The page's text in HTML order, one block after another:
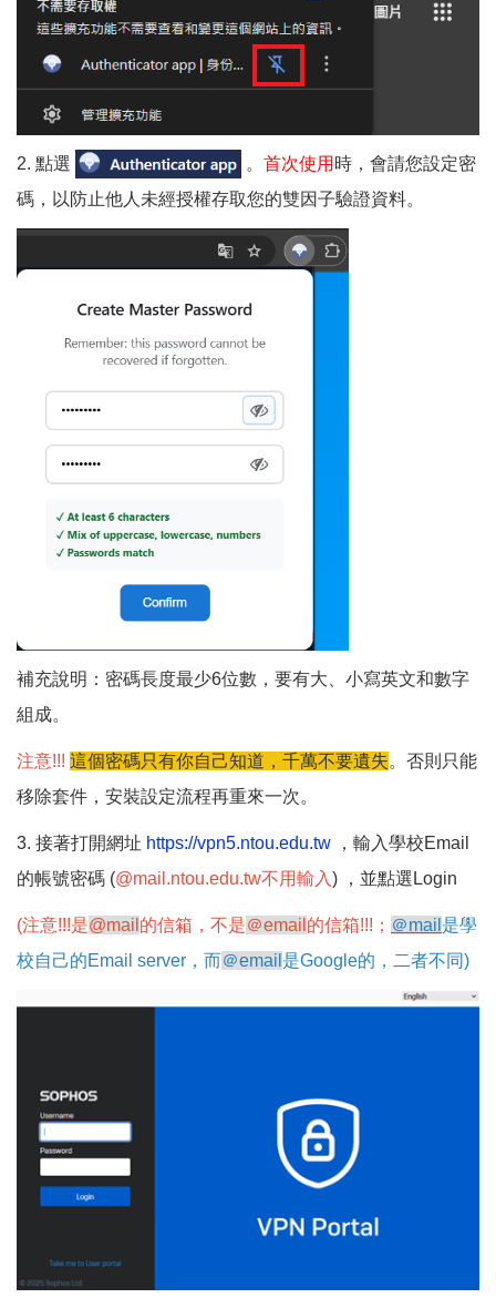
2. 點選 。 首次使用 時，會請您設定密
碼，以防止他人未經授權存取您的雙因子驗證資料。
補充說明：密碼長度最少6位數，要有大、小寫英文和數字
組成。
注意!!! 這個密碼只有你自己知道，千萬不要遺失。否則只能
移除套件，安裝設定流程再重來一次。
3. 接著打開網址 https://vpn5.ntou.edu.tw ，輸入學校Email
的帳號密碼 (@mail.ntou.edu.tw不用輸入) ，並點選Login
(注意!!!是@mail 的信箱，不是＠email 的信箱!!!； ＠mail 是學
校自己的Email server，而＠email 是Google的，二者不同)